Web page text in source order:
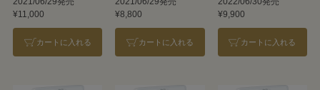
¥11,000
カートに入れる
¥8,800
カートに入れる
¥9,900
カートに入れる